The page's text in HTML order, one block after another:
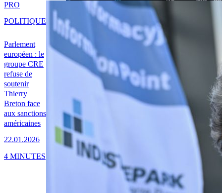
Parlement
européen : le
groupe CRE
refuse de
soutenir
Thierry
Breton face
aux sanctions
américaines
22.01.2026
PRO
POLITIQUE
4 MINUTES